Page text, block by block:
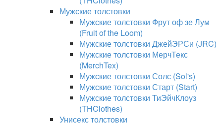
Мужские толстовки
Мужские толстовки Фрут оф зе Лум
(Fruit of the Loom)
Мужские толстовки ДжейЭРСи (JRC)
Мужские толстовки МерчТекс
(MerchTex)
Мужские толстовки Солс (Sol's)
Мужские толстовки Старт (Start)
Мужские толстовки ТиЭйчКлоуз
(THClothes)
Унисекс толстовки